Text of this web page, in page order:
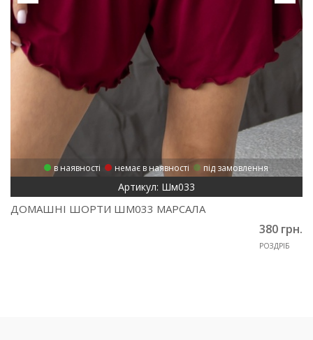
в наявності немає в наявності під замовлення
Артикул: Шм033
ДОМАШНІ ШОРТИ ШМ033 МАРСАЛА
380 грн.
РОЗДРІБ